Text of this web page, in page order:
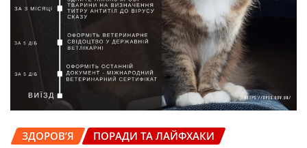
ЗДОРОВ’Я ПОРАДИ ТА ЛАЙФХАКИ